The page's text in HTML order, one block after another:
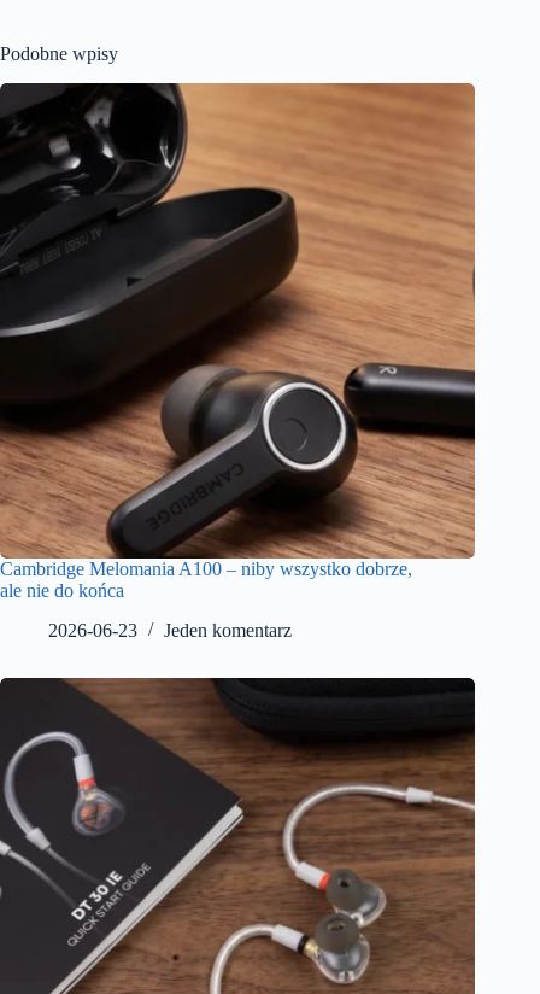
Podobne wpisy
Cambridge Melomania A100 – niby wszystko dobrze,
ale nie do końca
2026-06-23
Jeden komentarz